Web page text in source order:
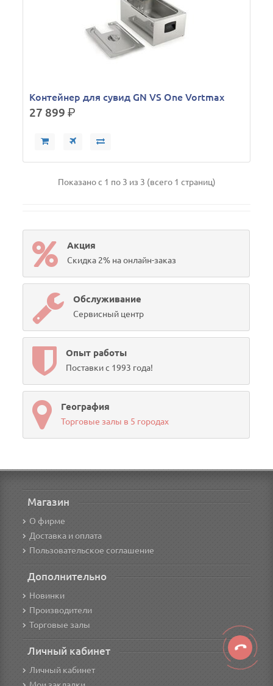
Контейнер для сувид GN VS One Vortmax
27 899р.
Показано с 1 по 3 из 3 (всего 1 страниц)
Акция
Скидка 2% на онлайн-заказ
Обслуживание
Сервисный центр
Опыт работы
Поставки с 1993 года!
География
Торговые залы в 5 городах
Магазин
О фирме
Доставка и оплата
Пользовательское соглашение
Дополнительно
Новинки
Производители
Торговые залы
Личный кабинет
Личный кабинет